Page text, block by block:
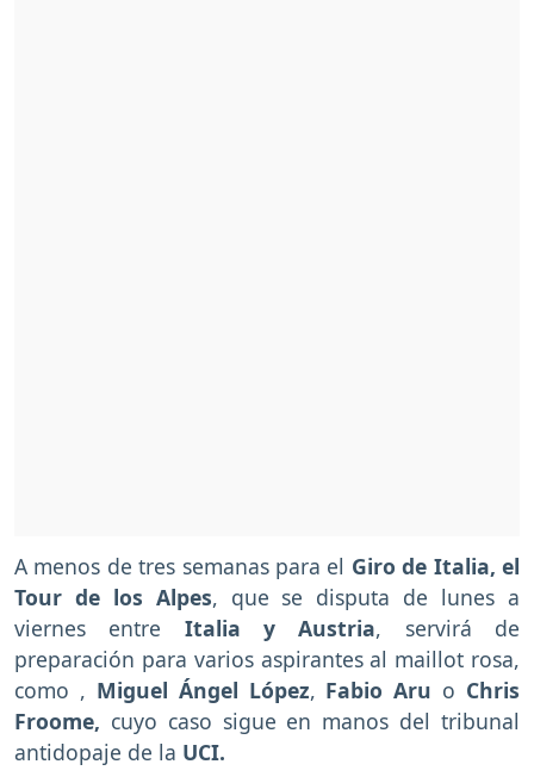
A menos de tres semanas para el Giro de Italia, el
Tour de los Alpes, que se disputa de lunes a
viernes entre Italia y Austria, servirá de
preparación para varios aspirantes al maillot rosa,
como , Miguel Ángel López, Fabio Aru o Chris
Froome, cuyo caso sigue en manos del tribunal
antidopaje de la UCI.